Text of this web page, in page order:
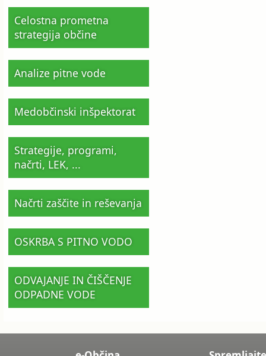
Celostna prometna
strategija občine
Analize pitne vode
Medobčinski inšpektorat
Strategije, programi,
načrti, LEK, ...
Načrti zaščite in reševanja
OSKRBA S PITNO VODO
ODVAJANJE IN ČIŠČENJE
ODPADNE VODE